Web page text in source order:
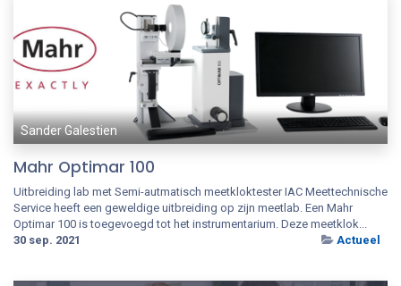
Sander Galestien
Mahr Optimar 100
Uitbreiding lab met Semi-autmatisch meetkloktester IAC Meettechnische
Service heeft een geweldige uitbreiding op zijn meetlab. Een Mahr
Optimar 100 is toegevoegd tot het instrumentarium. Deze meetklok...
30 sep. 2021
Actueel